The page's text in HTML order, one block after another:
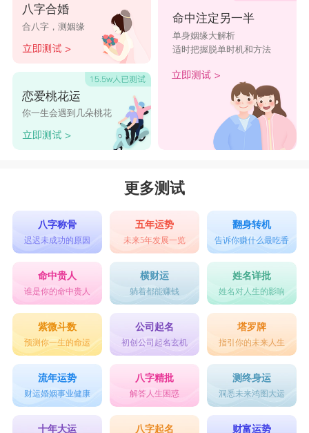
八字合婚
合八字，测姻缘
恋爱桃花运
你一生会遇到几朵桃花
命中注定另一半
单身姻缘大解析
适时把握脱单时机和方法
更多测试
八字称骨
迟迟未成功的原因
五年运势
未来5年发展一览
翻身转机
告诉你赚什么最吃香
命中贵人
谁是你的命中贵人
横财运
躺着都能赚钱
姓名详批
姓名对人生的影响
紫微斗数
预测你一生的命运
公司起名
初创公司起名玄机
塔罗牌
指引你的未来人生
流年运势
财运婚姻事业健康
八字精批
解答人生困惑
测终身运
洞悉未来鸿图大运
十年大运 八字起名 财富运势